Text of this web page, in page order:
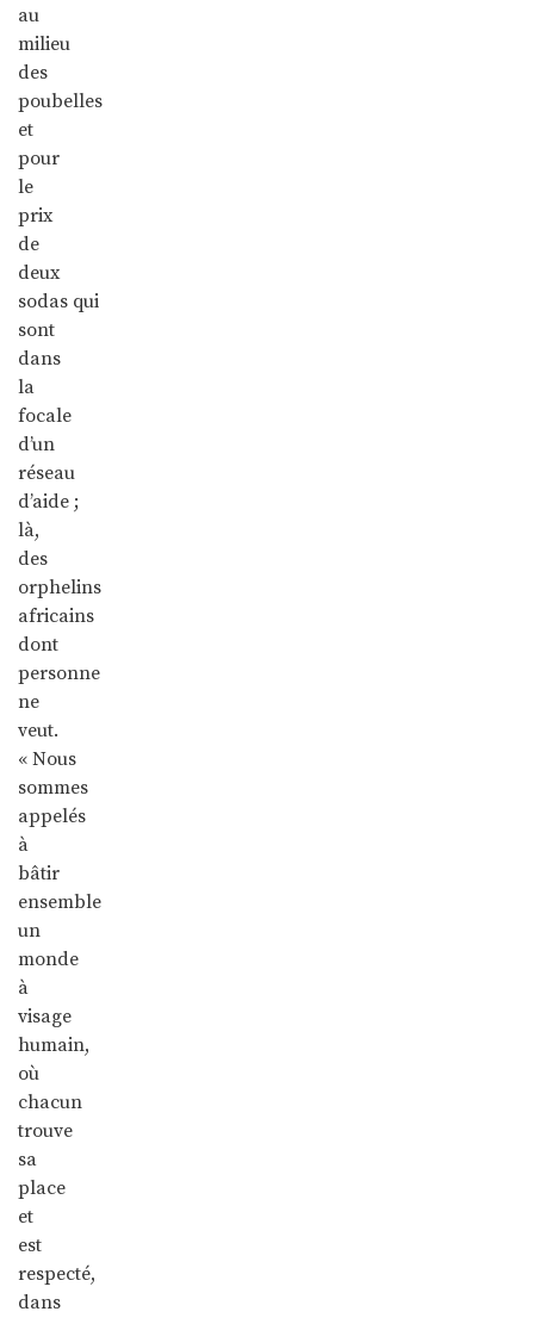
au
milieu
des
poubelles
et
pour
le
prix
de
deux
sodas qui
sont
dans
la
focale
d’un
réseau
d’aide ;
là,
des
orphelins
africains
dont
personne
ne
veut.
« Nous
sommes
appelés
à
bâtir
ensemble
un
monde
à
visage
humain,
où
chacun
trouve
sa
place
et
est
respecté,
dans